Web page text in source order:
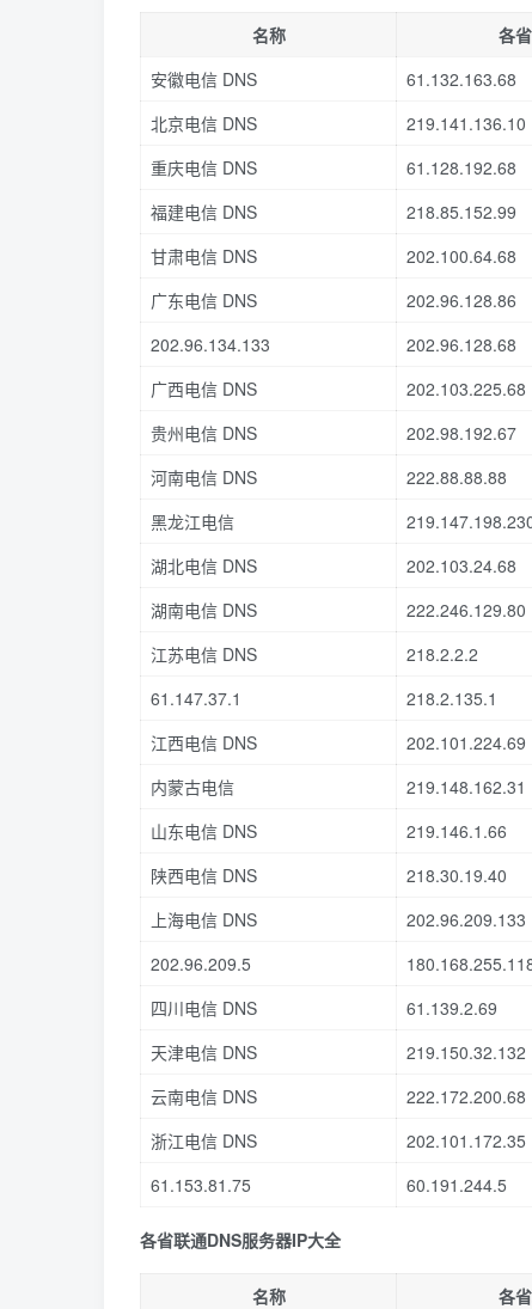
名称
各
安徽电信 DNS
61.132.163.68
北京电信 DNS
219.141.136.10
重庆电信 DNS
61.128.192.68
福建电信 DNS
218.85.152.99
甘肃电信 DNS
202.100.64.68
广东电信 DNS
202.96.128.86
202.96.134.133
202.96.128.68
广西电信 DNS
202.103.225.68
贵州电信 DNS
202.98.192.67
河南电信 DNS
222.88.88.88
黑龙江电信
湖北电信 DNS
202.103.24.68
湖南电信 DNS
222.246.129.80
江苏电信 DNS
218.2.2.2
61.147.37.1
218.2.135.1
江西电信 DNS
202.101.224.69
内蒙古电信
219.148.162.31
山东电信 DNS
219.146.1.66
陕西电信 DNS
218.30.19.40
上海电信 DNS
202.96.209.133
202.96.209.5
四川电信 DNS
61.139.2.69
天津电信 DNS
219.150.32.132
云南电信 DNS
222.172.200.68
浙江电信 DNS
202.101.172.35
61.153.81.75
60.191.244.5
各省联通DNS服务器IP大全
名称
各